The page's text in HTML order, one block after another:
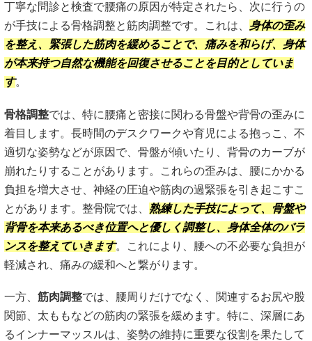
丁寧な問診と検査で腰痛の原因が特定されたら、次に行うの
が手技による骨格調整と筋肉調整です。これは、 身体の歪み
を整え、緊張した筋肉を緩めることで、痛みを和らげ、身体
が本来持つ自然な機能を回復させることを目的としていま
す。
骨格調整では、特に腰痛と密接に関わる骨盤や背骨の歪みに
着目します。長時間のデスクワークや育児による抱っこ、不
適切な姿勢などが原因で、骨盤が傾いたり、背骨のカーブが
崩れたりすることがあります。これらの歪みは、腰にかかる
負担を増大させ、神経の圧迫や筋肉の過緊張を引き起こすこ
とがあります。整骨院では、 熟練した手技によって、骨盤や
背骨を本来あるべき位置へと優しく調整し、身体全体のバラ
ンスを整えていきます。これにより、腰への不必要な負担が
軽減され、痛みの緩和へと繋がります。
一方、 筋肉調整では、腰周りだけでなく、関連するお尻や股
関節、太ももなどの筋肉の緊張を緩めます。特に、深層にあ
るインナーマッスルは、姿勢の維持に重要な役割を果たして